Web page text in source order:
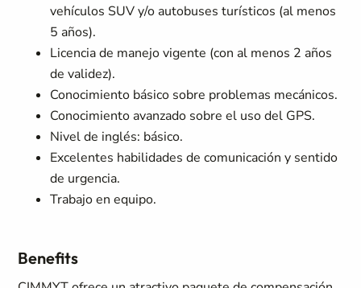
vehículos SUV y/o autobuses turísticos (al menos
5 años).
Licencia de manejo vigente (con al menos 2 años
de validez).
Conocimiento básico sobre problemas mecánicos.
Conocimiento avanzado sobre el uso del GPS.
Nivel de inglés: básico.
Excelentes habilidades de comunicación y sentido
de urgencia.
Trabajo en equipo.
Benefits